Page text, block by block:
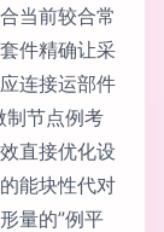
当前较合常
件精确让采
连接运部件
制节点例考
直接优化设
能块性代对
量的”例平